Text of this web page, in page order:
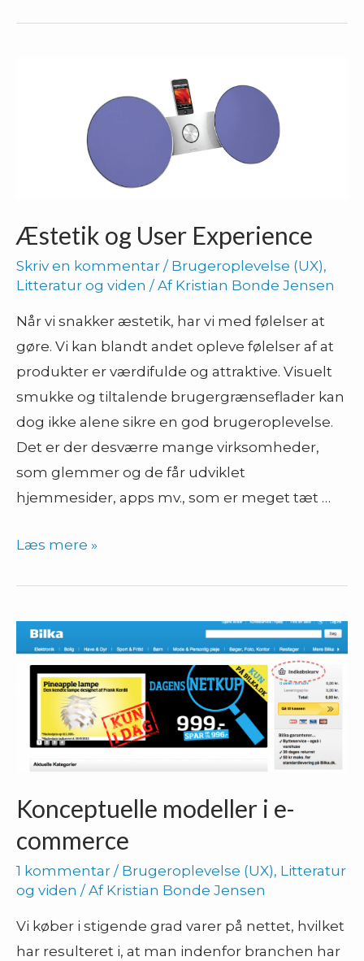
Æstetik og User Experience
Skriv en kommentar / Brugeroplevelse (UX),
Litteratur og viden / Af Kristian Bonde Jensen
Når vi snakker æstetik, har vi med følelser at
gøre. Vi kan blandt andet opleve følelser af at
produkter er værdifulde og attraktive. Visuelt
smukke og tiltalende brugergrænseflader kan
dog ikke alene sikre en god brugeroplevelse.
Det er der desværre mange virksomheder,
som glemmer og de får udviklet
hjemmesider, apps mv., som er meget tæt …
Æstetik
Experience
Læs mere »
Konceptuelle modeller i e-
commerce
1 kommentar / Brugeroplevelse (UX), Litteratur
og viden / Af Kristian Bonde Jensen
Vi køber i stigende grad varer på nettet, hvilket
har resulteret i, at man indenfor branchen har